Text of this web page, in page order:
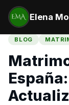
Elena
BLOG